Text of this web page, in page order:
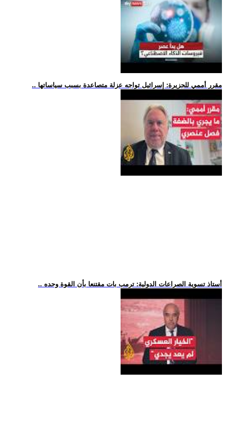
.. مقرر أممي للجزيرة: إسرائيل تواجه عزلة متصاعدة بسبب سياساتها
.. أستاذ تسوية الصراعات الدولية: ترمب بات مقتنعا بأن القوة وحده